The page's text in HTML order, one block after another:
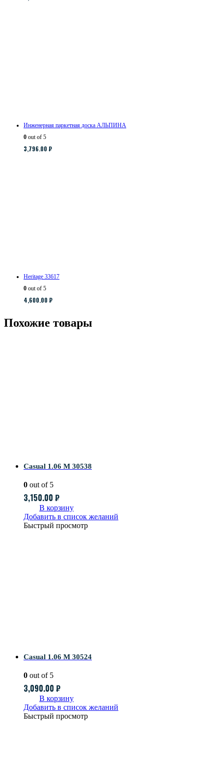
Инженерная паркетная доска АЛЬПИНА
0 out of 5
3,796.00 ₽
Heritage 33617
0 out of 5
4,600.00 ₽
Похожие товары
Casual 1.06 M 30538
0 out of 5
3,150.00 ₽
В корзину
Добавить в список желаний
Быстрый просмотр
Casual 1.06 M 30524
0 out of 5
3,090.00 ₽
В корзину
Добавить в список желаний
Быстрый просмотр